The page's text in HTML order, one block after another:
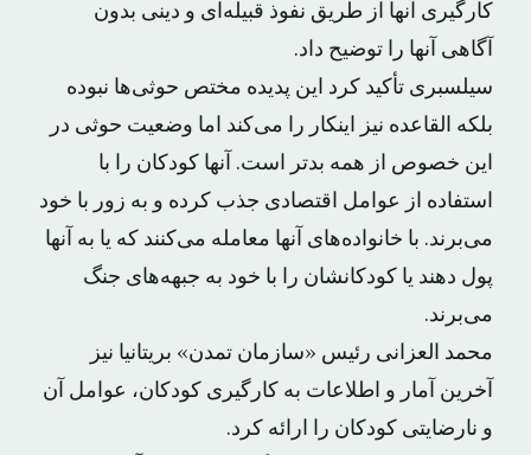
کارگیری آنها از طریق نفوذ قبیله‌ای و دینی بدون
آگاهی آنها را توضیح داد.
سیلسبری تأکید کرد این پدیده مختص حوثی‌ها نبوده
بلکه القاعده نیز اینکار را می‌کند اما وضعیت حوثی در
این خصوص از همه بدتر است. آنها کودکان را با
استفاده از عوامل اقتصادی جذب کرده و به زور با خود
می‌برند. با خانواده‌های آنها معامله می‌کنند که یا به آنها
پول دهند یا کودکانشان را با خود به جبهه‌های جنگ
می‌برند.
محمد العزانی رئیس «سازمان تمدن» بریتانیا نیز
آخرین آمار و اطلاعات به کارگیری کودکان، عوامل آن
و نارضایتی کودکان را ارائه کرد.